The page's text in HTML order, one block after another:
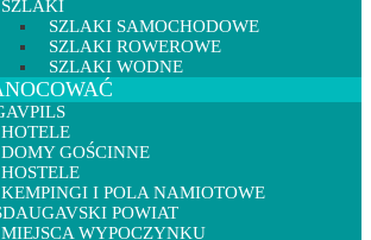
SZLAKI
SZLAKI SAMOCHODOWE
SZLAKI ROWEROWE
SZLAKI WODNE
HOTELE
DOMY GOŚCINNE
HOSTELE
KEMPINGI I POLA NAMIOTOWE
POWIAT
MIEJSCA WYPOCZYNKU